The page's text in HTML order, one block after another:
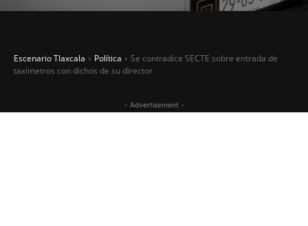
Escenario Tlaxcala Política
Se contradice SECTE sobre entrada de
taxímetros con dichos de su director
- Advertisement -